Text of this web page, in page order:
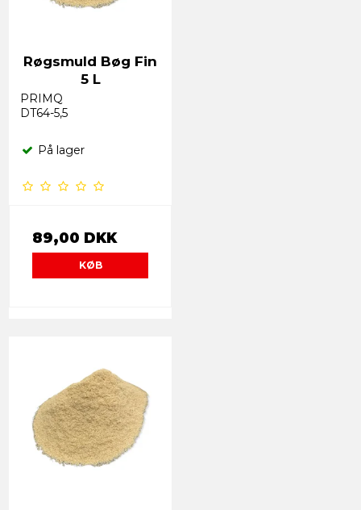
Røgsmuld Bøg Fin
5 L
PRIMQ
DT64-5,5
På lager
89,00 DKK
KØB